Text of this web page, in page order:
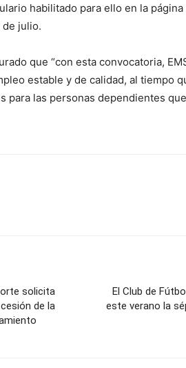
habilitado para ello en la página
de julio.
que “con esta convocatoria,
estable y de calidad, al tiempo
para las personas dependientes
solicita
de la
El Club de
este verano la